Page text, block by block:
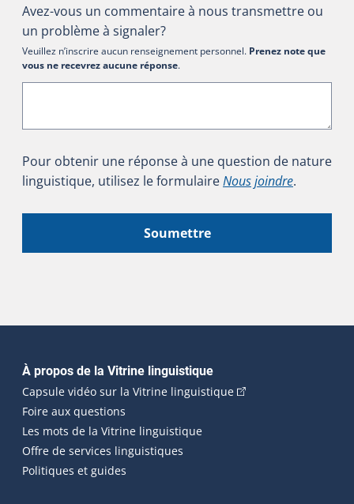
Avez-vous un commentaire à nous transmettre ou
un problème à signaler?
Veuillez n’inscrire aucun renseignement personnel. Prenez note que
vous ne recevrez aucune réponse.
Pour obtenir une réponse à une question de nature
linguistique, utilisez le formulaireNous joindre.
Soumettre
Navigation principale
À propos de la Vitrine linguistique
Capsule vidéo sur la Vitrine linguistique(Cet hyperlien
Foire aux questions
Les mots de la Vitrine linguistique
Offre de services linguistiques
Politiques et guides